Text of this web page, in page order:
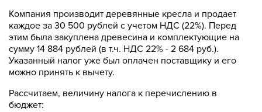
Компания производит деревянные кресла и продает
каждое за 30 500 рублей с учетом НДС (22%). Перед
этим была закуплена древесина и комплектующие на
сумму 14 884 рублей (в т.ч. НДС 22% - 2 684 руб.).
Указанный налог уже был оплачен поставщику и его
можно принять к вычету.
Рассчитаем, величину налога к перечислению в
бюджет: